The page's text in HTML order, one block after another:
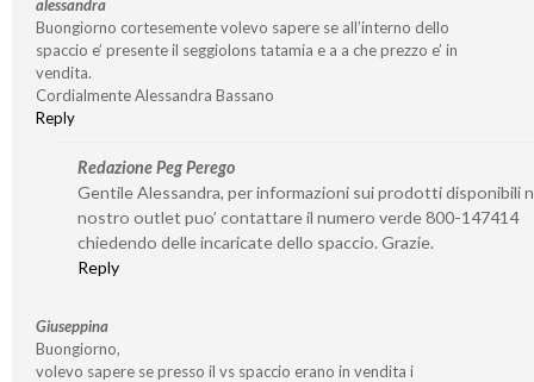
alessandra
Buongiorno cortesemente volevo sapere se all’interno dello
spaccio e’ presente il seggiolons tatamia e a a che prezzo e’ in
vendita.
Cordialmente Alessandra Bassano
Reply
Redazione Peg Perego
Gentile Alessandra, per informazioni sui prodotti disponibili
nostro outlet puo’ contattare il numero verde 800-147414
chiedendo delle incaricate dello spaccio. Grazie.
Reply
Giuseppina
Buongiorno,
volevo sapere se presso il vs spaccio erano in vendita i